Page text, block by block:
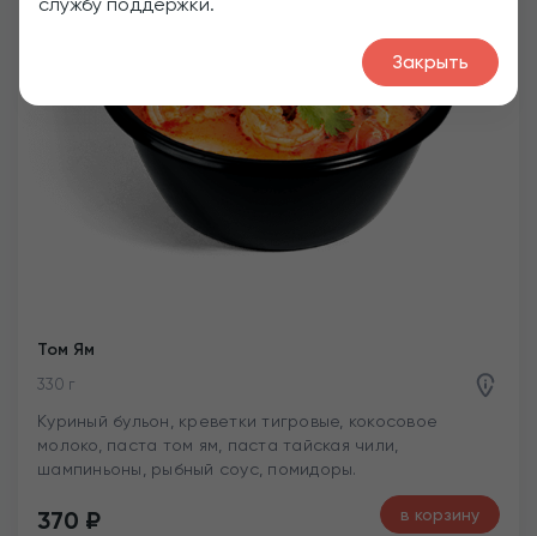
Закрыть
Том Ям
330 г
Куриный бульон, креветки тигровые, кокосовое
молоко, паста том ям, паста тайская чили,
шампиньоны, рыбный соус, помидоры.
370 ₽ в корзину